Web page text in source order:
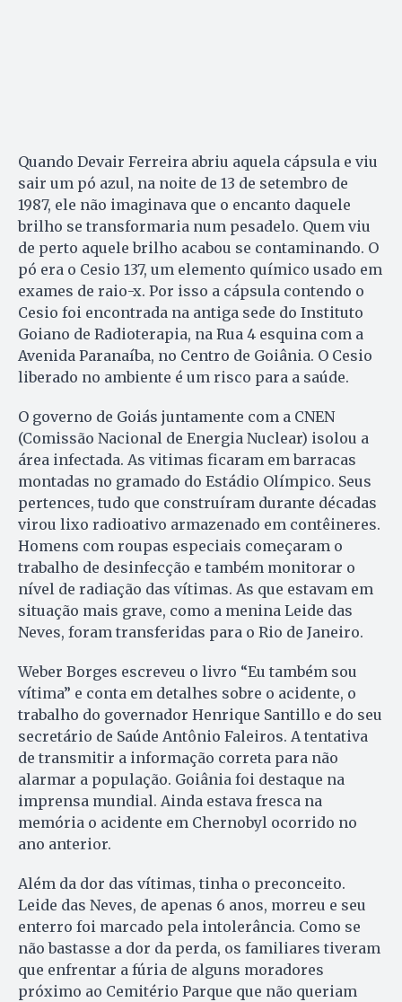
Quando Devair Ferreira abriu aquela cápsula e viu
sair um pó azul, na noite de 13 de setembro de
1987, ele não imaginava que o encanto daquele
brilho se transformaria num pesadelo. Quem viu
de perto aquele brilho acabou se contaminando. O
pó era o Cesio 137, um elemento químico usado em
exames de raio-x. Por isso a cápsula contendo o
Cesio foi encontrada na antiga sede do Instituto
Goiano de Radioterapia, na Rua 4 esquina com a
Avenida Paranaíba, no Centro de Goiânia. O Cesio
liberado no ambiente é um risco para a saúde.
O governo de Goiás juntamente com a CNEN
(Comissão Nacional de Energia Nuclear) isolou a
área infectada. As vitimas ficaram em barracas
montadas no gramado do Estádio Olímpico. Seus
pertences, tudo que construíram durante décadas
virou lixo radioativo armazenado em contêineres.
Homens com roupas especiais começaram o
trabalho de desinfecção e também monitorar o
nível de radiação das vítimas. As que estavam em
situação mais grave, como a menina Leide das
Neves, foram transferidas para o Rio de Janeiro.
Weber Borges escreveu o livro “Eu também sou
vítima” e conta em detalhes sobre o acidente, o
trabalho do governador Henrique Santillo e do seu
secretário de Saúde Antônio Faleiros. A tentativa
de transmitir a informação correta para não
alarmar a população. Goiânia foi destaque na
imprensa mundial. Ainda estava fresca na
memória o acidente em Chernobyl ocorrido no
ano anterior.
Além da dor das vítimas, tinha o preconceito.
Leide das Neves, de apenas 6 anos, morreu e seu
enterro foi marcado pela intolerância. Como se
não bastasse a dor da perda, os familiares tiveram
que enfrentar a fúria de alguns moradores
próximo ao Cemitério Parque que não queriam